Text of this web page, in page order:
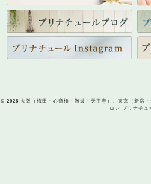
© 2026 大阪（梅田・心斎橋・難波・天王寺）、東京（新宿
ロン プリナチュ